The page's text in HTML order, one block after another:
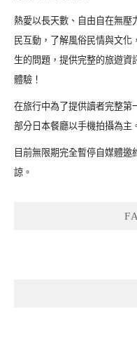
熱愛以長天數、自由自在無壓
民互動，了解風俗民情與文
生的問題，提供完整的旅遊資
體驗！
在旅行中為了提供讀者完整第
部分日本餐廳以手機拍攝為主
目前無限期完全暫停自媒體
諒。